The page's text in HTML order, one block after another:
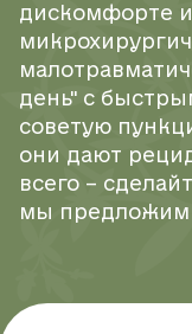
дискомфорте
день" с
советую
они дают
всего –
мы предложим